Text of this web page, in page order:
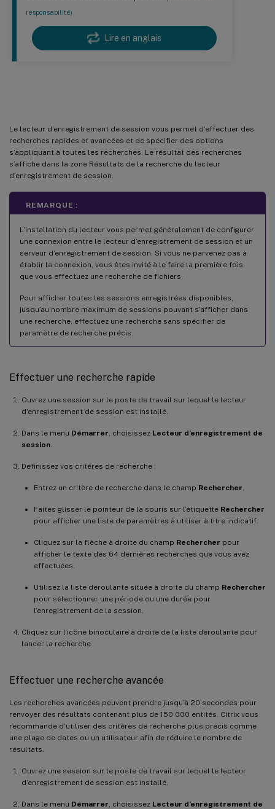
responsabilité)
Lire en anglais
Le lecteur d’enregistrement de session vous permet d’effectuer des
recherches rapides et avancées et de spécifier des options
s’appliquant à toutes les recherches. Le résultat des recherches
s’affiche dans la zone Résultats de la recherche du lecteur
d’enregistrement de session.
REMARQUE :
L’installation du lecteur vous permet généralement de configurer
une connexion entre le lecteur d’enregistrement de session et un
serveur d’enregistrement de session. Si vous ne parvenez pas à
établir la connexion, vous êtes invité à le faire la première fois
que vous effectuez une recherche de fichiers.
Pour afficher toutes les sessions enregistrées disponibles,
jusqu’au nombre maximum de sessions pouvant s’afficher dans
une recherche, effectuez une recherche sans spécifier de
paramètre de recherche précis.
Effectuer une recherche rapide
Ouvrez une session sur le poste de travail sur lequel le lecteur
d’enregistrement de session est installé.
Dans le menu Démarrer , choisissez Lecteur d’enregistrement de
session
Définissez vos critères de recherche :
Entrez un critère de recherche dans le champ Rechercher
Faites glisser le pointeur de la souris sur l’étiquette Rechercher
pour afficher une liste de paramètres à utiliser à titre indicatif.
Cliquez sur la flèche à droite du champ Rechercher pour
afficher le texte des 64 dernières recherches que vous avez
effectuées.
Utilisez la liste déroulante située à droite du champ Rechercher
pour sélectionner une période ou une durée pour
l’enregistrement de la session.
Cliquez sur l’icône binoculaire à droite de la liste déroulante pour
lancer la recherche.
Effectuer une recherche avancée
Les recherches avancées peuvent prendre jusqu’à 20 secondes pour
renvoyer des résultats contenant plus de 150 000 entités. Citrix vous
recommande d’utiliser des critères de recherche plus précis comme
une plage de dates ou un utilisateur afin de réduire le nombre de
résultats.
Ouvrez une session sur le poste de travail sur lequel le lecteur
d’enregistrement de session est installé.
Dans le menu Démarrer , choisissez Lecteur d’enregistrement de